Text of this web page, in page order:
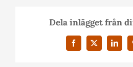
Dela inlägget från
Facebook
X